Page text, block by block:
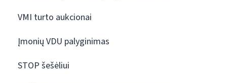
VMI turto aukcionai
Įmonių VDU palyginimas
STOP šešėliui